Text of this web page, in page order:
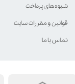
شیوه‌های پرداخت
قوانین و مقررات سایت
تماس با ما